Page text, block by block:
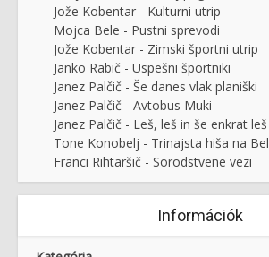
Jože Kobentar - Kulturni utrip
Mojca Bele - Pustni sprevodi
Jože Kobentar - Zimski športni utrip
Janko Rabič - Uspešni športniki
Janez Palčič - Še danes vlak planiški
Janez Palčič - Avtobus Muki
Janez Palčič - Leš, leš in še enkrat leš
Tone Konobelj - Trinajsta hiša na
Franci Rihtaršič - Sorodstvene vezi
Információk